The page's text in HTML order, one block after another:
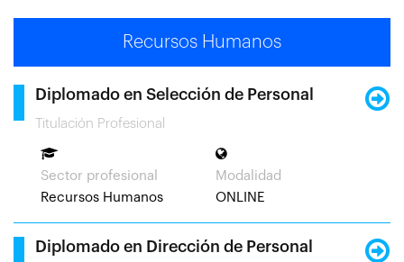
Recursos Humanos
Diplomado en Selección de Personal
Titulación Profesional
Sector profesional
Recursos Humanos
Modalidad
ONLINE
Diplomado en Dirección de Personal